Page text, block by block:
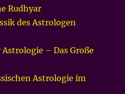
Rudhyar
des Astrologen
– Das Große
Astrologie im